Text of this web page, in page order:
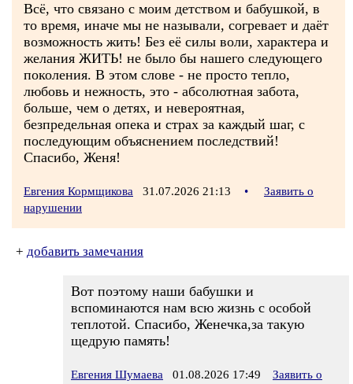
Всё, что связано с моим детством и бабушкой, в
то время, иначе мы не называли, согревает и даёт
возможность жить! Без её силы воли, характера и
желания ЖИТЬ! не было бы нашего следующего
поколения. В этом слове - не просто тепло,
любовь и нежность, это - абсолютная забота,
больше, чем о детях, и невероятная,
безпредельная опека и страх за каждый шаг, с
последующим объяснением последствий!
Спасибо, Женя!
Евгения Кормщикова 31.07.2026 21:13 •
Заявить о
нарушении
+ добавить замечания
Вот поэтому наши бабушки и
вспоминаются нам всю жизнь с особой
теплотой. Спасибо, Женечка,за такую
щедрую память!
Евгения Шумаева 01.08.2026 17:49
Заявить о